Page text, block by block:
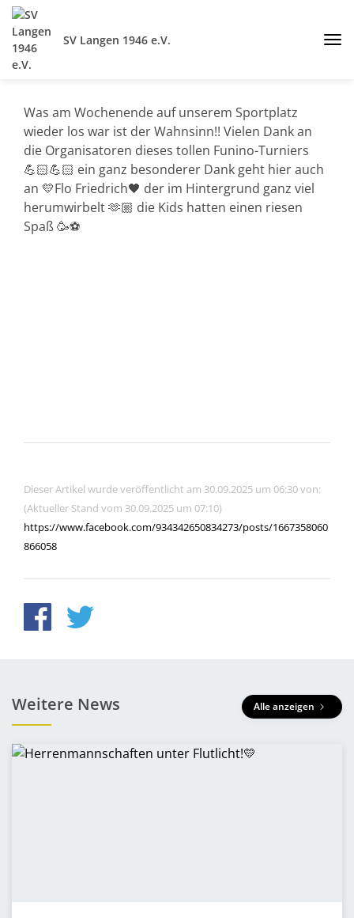
SV Langen 1946 e.V.
Was am Wochenende auf unserem Sportplatz
wieder los war ist der Wahnsinn!! Vielen Dank an
die Organisatoren dieses tollen Funino-Turniers
💪🏻💪🏻 ein ganz besonderer Dank geht hier auch
an 💛Flo Friedrich🖤 der im Hintergrund ganz viel
herumwirbelt 🫶🏼 die Kids hatten einen riesen
Spaß 🥳⚽️
Dieser Artikel wurde veröffentlicht am 30.09.2025 um 06:30 von:
(Aktueller Stand vom 30.09.2025 um 07:10)
https://www.facebook.com/934342650834273/posts/1667358060
866058
Weitere News Alle anzeigen